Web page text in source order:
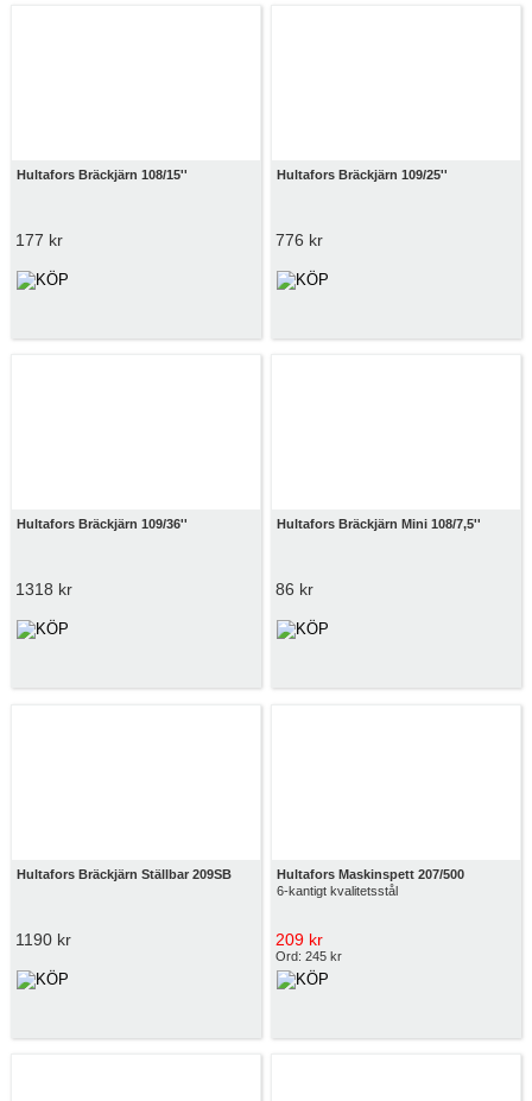
Hultafors Bräckjärn 108/15''
177 kr
Hultafors Bräckjärn 109/25''
776 kr
Hultafors Bräckjärn 109/36''
1318 kr
Hultafors Bräckjärn Mini 108/7,5''
86 kr
Hultafors Bräckjärn Ställbar 209SB
1190 kr
Hultafors Maskinspett 207/500
6-kantigt kvalitetsstål
209 kr
Ord: 245 kr